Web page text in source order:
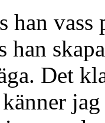
han vass
han
Det